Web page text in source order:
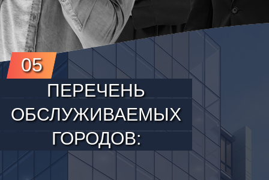
05
ПЕРЕЧЕНЬ
ОБСЛУЖИВАЕМЫХ
ГОРОДОВ: